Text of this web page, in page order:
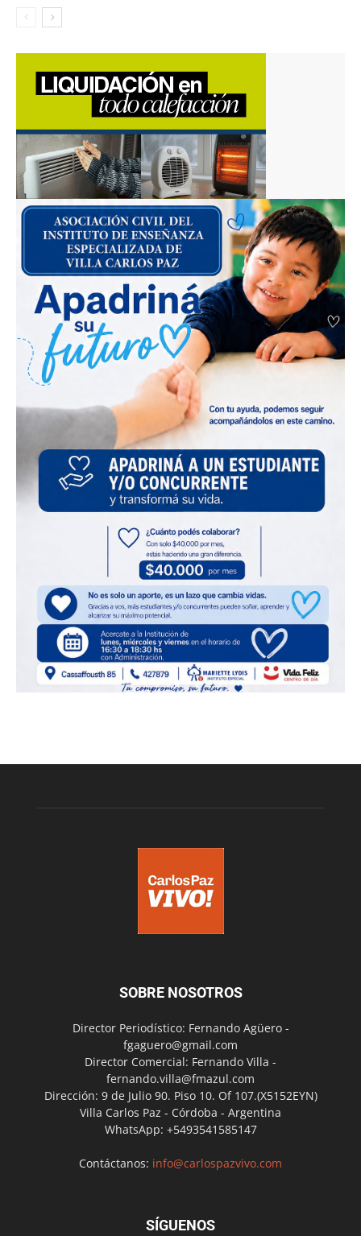
SOBRE NOSOTROS
Director Periodístico: Fernando Agüero -
fgaguero@gmail.com
Director Comercial: Fernando Villa -
fernando.villa@fmazul.com
Dirección: 9 de Julio 90. Piso 10. Of 107.(X5152EYN)
Villa Carlos Paz - Córdoba - Argentina
WhatsApp: +5493541585147
Contáctanos: info@carlospazvivo.com
SÍGUENOS